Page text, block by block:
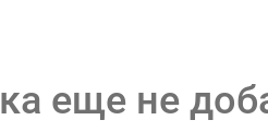
еще не